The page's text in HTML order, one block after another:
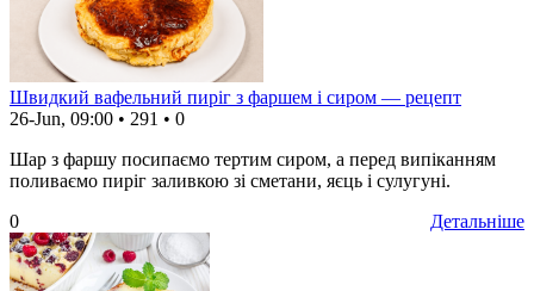
Швидкий вафельний пиріг з фаршем і сиром — рецепт
26-Jun, 09:00 • 291 • 0
Шар з фаршу посипаємо тертим сиром, а перед випіканням
поливаємо пиріг заливкою зі сметани, яєць і сулугуні.
Детальніше
0